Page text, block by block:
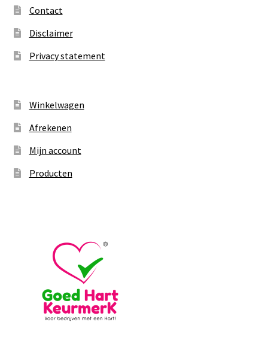
Contact
Disclaimer
Privacy statement
Winkelwagen
Afrekenen
Mijn account
Producten